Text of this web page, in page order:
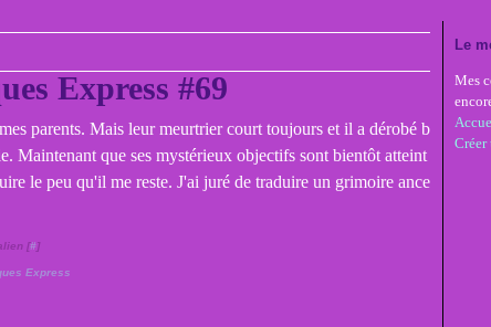
Express #69
parents. Mais leur meurtrier court toujours et il a dérobé b
Maintenant que ses mystérieux objectifs sont bientôt atteint
le peu qu'il me reste. J'ai juré de traduire un grimoire ance
[#]
Express
Le
Mes